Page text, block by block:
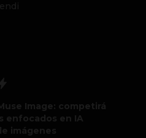
Image: competirá
enfocados en IA
imágenes